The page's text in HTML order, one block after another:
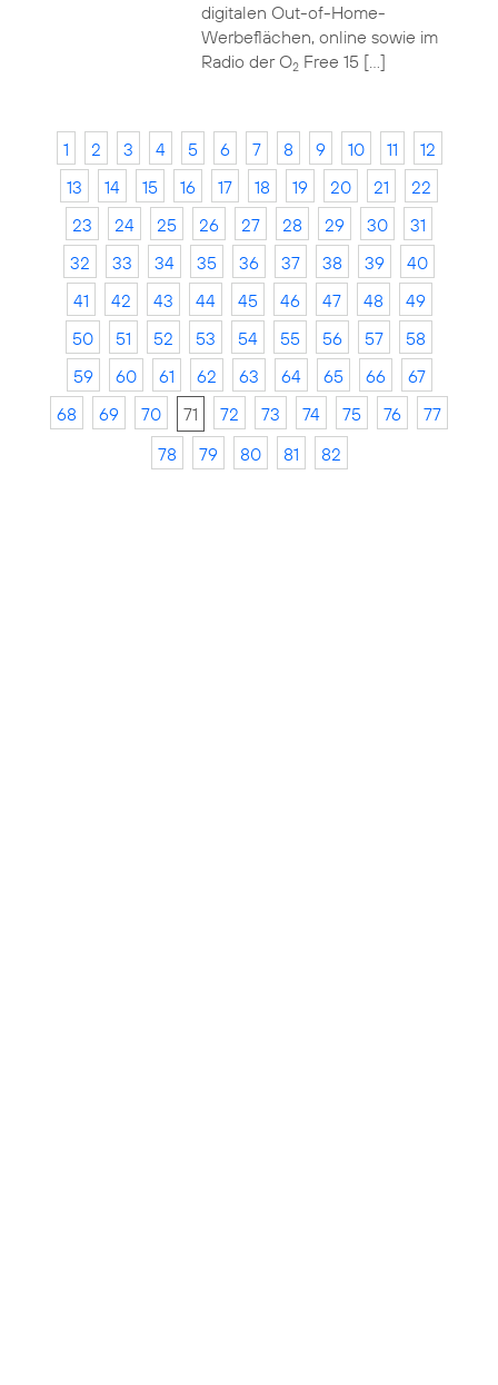
digitalen Out-of-Home-
Werbeflächen, online sowie im
Radio der O2Free 15 […]
1 2 3 4 5 6 7 8 9 10 11
12
13
14 15 16 17 18 19 20 21
22
23
24 25 26 27 28 29 30
31
32
33 34 35 36 37 38 39
40
41
42 43 44 45 46 47 48
49
50
51 52 53 54 55 56 57
58
59
60 61 62 63 64 65 66
67
68
69 70 71 72 73 74 75 76
77
78
79 80 81 82